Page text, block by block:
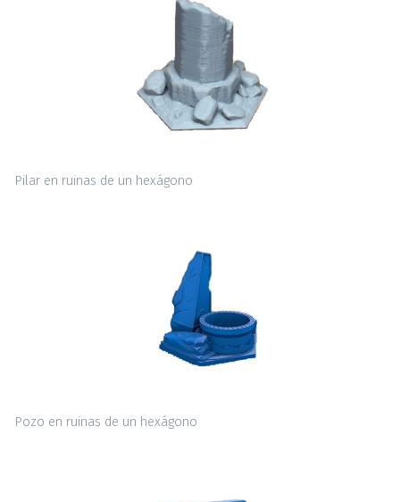
Pilar en ruinas de un hexágono
Pozo en ruinas de un hexágono